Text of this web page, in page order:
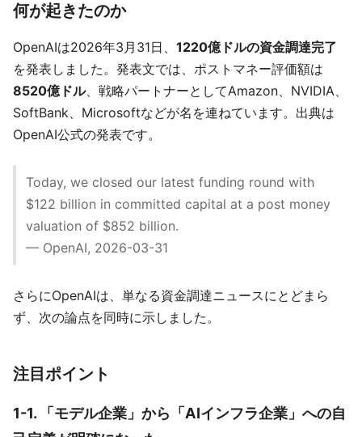
何が起きたのか
OpenAIは2026年3月31日、 1220億ドルの資金調達完了
を発表しました。発表文では、ポストマネー評価額は
8520億ドル、戦略パートナーとしてAmazon、NVIDIA、
SoftBank、Microsoftなどが名を連ねています。出典は
OpenAI公式の発表です。
Today, we closed our latest funding round with
$122 billion in committed capital at a post money
valuation of $852 billion.
— OpenAI, 2026-03-31
さらにOpenAIは、単なる資金調達ニュースにとどまら
ず、次の論点を同時に示しました。
注目ポイント
1-1. 「モデル企業」から「AIインフラ企業」への自